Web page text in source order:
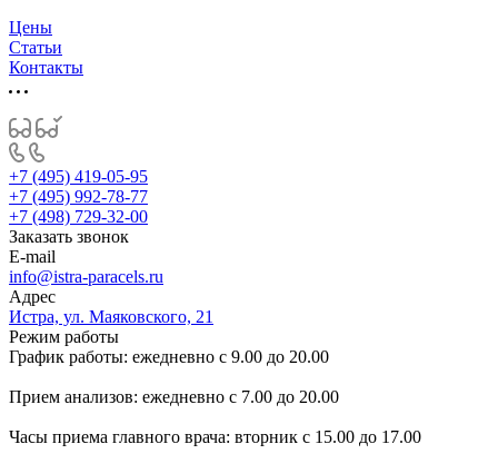
Цены
Статьи
Контакты
+7 (495) 419-05-95
+7 (495) 992-78-77
+7 (498) 729-32-00
Заказать звонок
E-mail
info@istra-paracels.ru
Адрес
Истра, ул. Маяковского, 21
Режим работы
График работы: ежедневно с 9.00 до 20.00
Прием анализов: ежедневно с 7.00 до 20.00
Часы приема главного врача: вторник с 15.00 до 17.00